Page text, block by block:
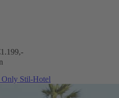
1.199,-
Stil-Hotel